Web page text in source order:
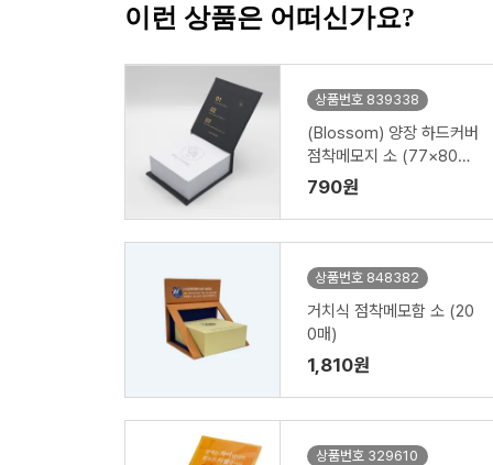
이런 상품은 어떠신가요?
상품번호 839338
(Blossom) 양장 하드커버
점착메모지 소 (77×80m
m) 1P
790원
상품번호 848382
거치식 점착메모함 소 (20
0매)
1,810원
상품번호 329610